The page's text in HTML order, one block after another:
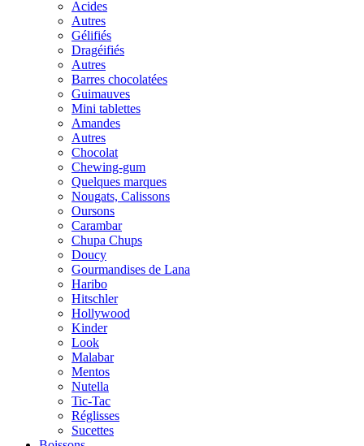
Acides
Autres
Gélifiés
Dragéifiés
Autres
Barres chocolatées
Guimauves
Mini tablettes
Amandes
Autres
Chocolat
Chewing-gum
Quelques marques
Nougats, Calissons
Oursons
Carambar
Chupa Chups
Doucy
Gourmandises de Lana
Haribo
Hitschler
Hollywood
Kinder
Look
Malabar
Mentos
Nutella
Tic-Tac
Réglisses
Sucettes